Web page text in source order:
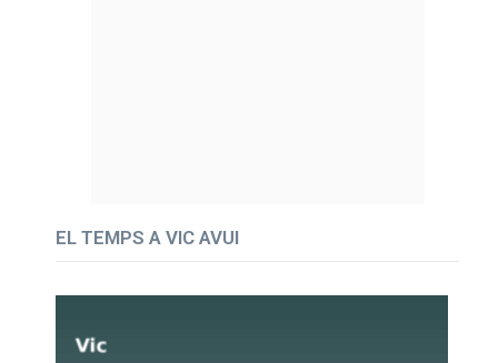
EL TEMPS A VIC AVUI